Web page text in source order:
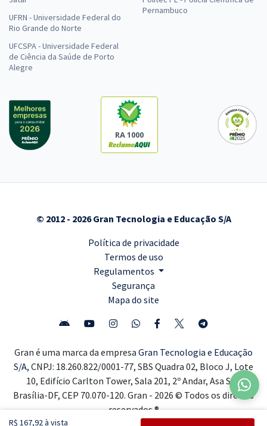
R$ 167,92 à vista
UFRN - Universidade Federal do
Rio Grande do Norte
UFCSPA - Universidade Federal
de Ciência da Saúde de Porto
Alegre
Pernambuco
RA 1000
© 2012 - 2026 Gran Tecnologia e Educação S/A
Política de privacidade
Termos de uso
Regulamentos
Segurança
Mapa do site
Gran é uma marca da empresa Gran Tecnologia e Educação
S/A, CNPJ: 18.260.822/0001-77, SBS Quadra 02, Bloco J, Lote
10, Edifício Carlton Tower, Sala 201, 2º Andar, Asa Sul,
Brasília-DF, CEP 70.070-120. Gran - 2026 © Todos os direitos
reservados ®